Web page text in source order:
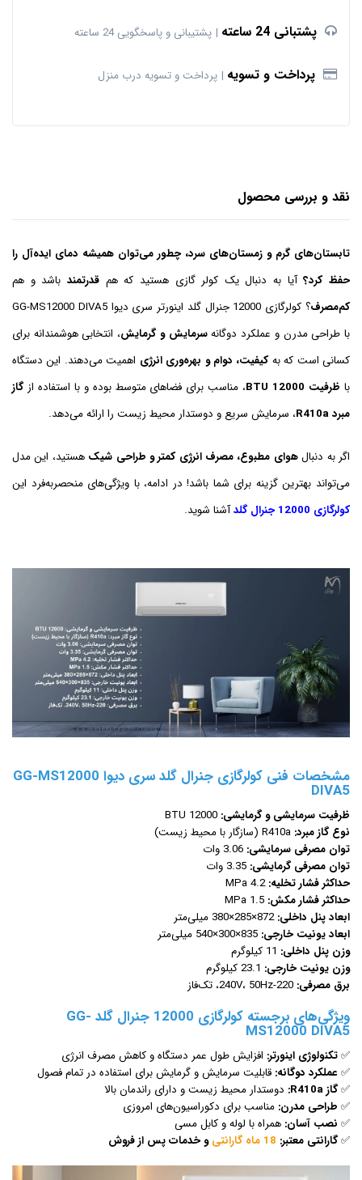
پشتبانی 24 ساعته پشتیبانی و پاسخگویی 24 ساعته
پرداخت و تسویه پرداخت و تسویه درب منزل
نقد و بررسی محصول
تابستان‌های گرم و زمستان‌های سرد، چطور می‌توان همیشه دمای ایده‌آل را
حفظ کرد؟آیا به دنبال یک کولر گازی هستید که همقدرتمند باشد و هم
کم‌مصرف
؟ کولرگازی 12000 جنرال گلد اینورتر سری دیوا GG-MS12000 DIVA5
با طراحی مدرن و عملکرد دوگانهسرمایش و گرمایش، انتخابی هوشمندانه برای
کسانی است که بهکیفیت، دوام و بهره‌وری انرژی اهمیت می‌دهند. این دستگاه
با ظرفیت 12000 BTU ، مناسب برای فضاهای متوسط بوده و با استفاده ازگاز
مبرد R410a
، سرمایش سریع و دوستدار محیط زیست را ارائه می‌دهد.
اگر به دنبالهوای مطبوع، مصرف انرژی کمتر و طراحی شیک هستید، این مدل
می‌تواند بهترین گزینه برای شما باشد! در ادامه، با ویژگی‌های منحصربه‌فرد این
کولرگازی 12000 جنرال گلد
آشنا شوید.
مشخصات فنی کولرگازی جنرال گلد سری دیوا GG-MS12000
DIVA5
ظرفیت سرمایشی و گرمایشی:
نوع گاز مبرد:
توان مصرفی سرمایشی:
توان مصرفی گرمایشی:
حداکثر فشار تخلیه:4.2 MPa
حداکثر فشار مکش:
ابعاد پنل داخلی:872×285×380 میلی‌متر
ابعاد یونیت خارجی:
وزن پنل داخلی:
وزن یونیت خارجی:
برق مصرفی:
ویژگی‌های برجسته کولرگازی 12000 جنرال گلد GG-
MS12000 DIVA5
✅تکنولوژی اینورتر: افزایش طول عمر دستگاهو کاهش مصرف انرژی
✅عملکرد دوگانه: قابلیت سرمایش و گرمایش برای استفاده در تمام فصول
✅گاز R410a:
دوستدار محیط زیست و دارای راندمان بالا
✅ طراحی مدرن: مناسب برای دکوراسیون‌های امروزی
✅ نصب آسان: همراه با لوله و کابل مسی
✅گارانتی معتبر: 18 ماه گارانتی و خدمات پس از فروش